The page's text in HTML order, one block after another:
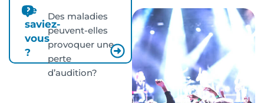
Le
saviez-
vous
?
Des maladies
peuvent-elles
provoquer une
perte
d’audition?